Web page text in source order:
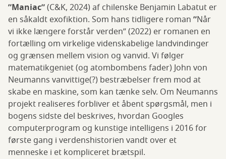
”Maniac”(C&K, 2024) af chilenske Benjamin Labatut er
en såkaldt exofiktion. Som hans tidligere roman ”Når
vi ikke længere forstår verden” (2022) er romanen en
fortælling om virkelige videnskabelige landvindinger
og grænsen mellem vision og vanvid. Vi følger
matematikgeniet (og atombombens fader) John von
Neumanns vanvittige(?) bestræbelser frem mod at
skabe en maskine, som kan tænke selv. Om Neumanns
projekt realiseres forbliver et åbent spørgsmål, men i
bogens sidste del beskrives, hvordan Googles
computerprogram og kunstige intelligens i 2016 for
første gang i verdenshistorien vandt over et
menneske i et kompliceret brætspil.